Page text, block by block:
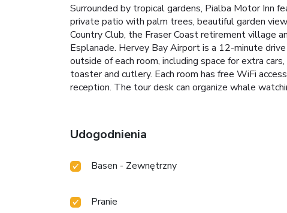
Surrounded by tropical gardens, Pialba Motor Inn
private patio with palm trees, beautiful garden
Country Club, the Fraser Coast retirement village
Esplanade. Hervey Bay Airport is a 12-minute
outside of each room, including space for extra
toaster and cutlery. Each room has free WiFi
reception. The tour desk can organize whale
Udogodnienia
Basen - Zewnętrzny
Pranie